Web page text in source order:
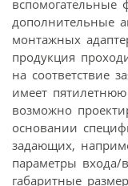
дополнительные
монтажных
продукция
на соответствие
имеет
возможно
основании
задающих,
параметры входа/
габаритные